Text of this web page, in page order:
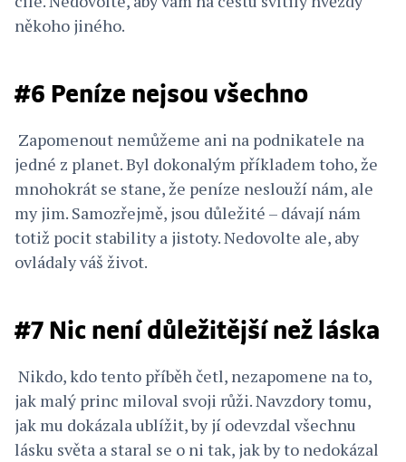
někoho jiného.
#6 Peníze nejsou všechno
Zapomenout nemůžeme ani na podnikatele na
jedné z planet. Byl dokonalým příkladem toho, že
mnohokrát se stane, že peníze neslouží nám, ale
my jim. Samozřejmě, jsou důležité – dávají nám
totiž pocit stability a jistoty. Nedovolte ale, aby
ovládaly váš život.
#7 Nic není důležitější než láska
Nikdo, kdo tento příběh četl, nezapomene na to,
jak malý princ miloval svoji růži. Navzdory tomu,
jak mu dokázala ublížit, by jí odevzdal všechnu
lásku světa a staral se o ni tak, jak by to nedokázal